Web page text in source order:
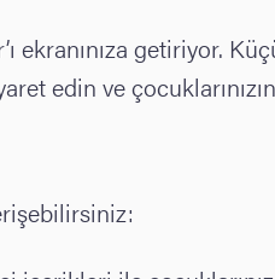
ekranınıza getiriyor.
edin ve